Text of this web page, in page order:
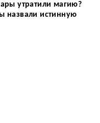
утратили магию?
назвали истинную